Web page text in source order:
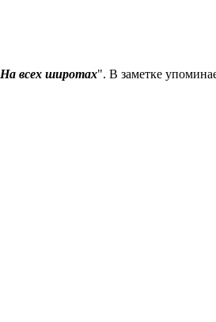
На всех широтах". В заметке